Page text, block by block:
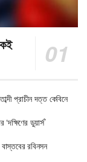
প্রাচীন দত্ত কেবিনে
ডুয়ার্স’
রবিনসন